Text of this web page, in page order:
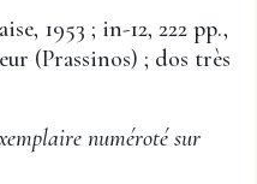
1953 ; in-12, 222 pp.,
(Prassinos) ; dos très
numéroté sur